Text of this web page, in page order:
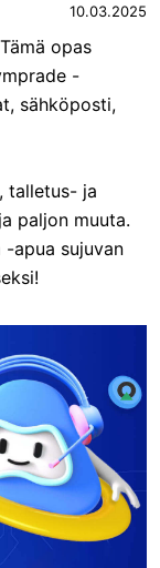
10.03.2025
opas
-
sähköposti,
talletus- ja
paljon muuta.
apua sujuvan